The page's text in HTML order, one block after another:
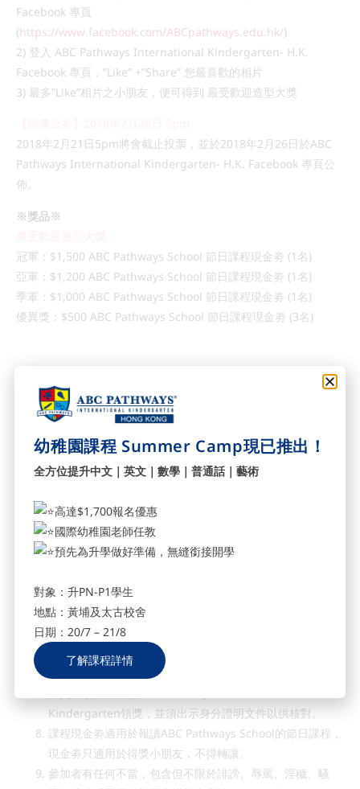
Facebook 專頁
(https://www.facebook.com/ABCpathways.edu.hk/)
2) 登入 ABC Pathways International Kindergarten- H.K.
Facebook 專頁，”Like” +”Share” 您最喜歡的相片
3) 最多”Like”相片之小朋友，便可得到 最受歡迎造型大獎
2018年2月21日5pm將會截止投票，並於2018年2月26日於ABC
Pathways International Kindergarten- H.K. Facebook 專頁公
佈。
※獎品※
冠軍：$1,500 ABC Pathways School 節日課程現金劵 (1名)
亞軍：$1,200 ABC Pathways School 節日課程現金劵 (1名)
季軍：$1,000 ABC Pathways School 節日課程現金劵 (1名)
優異獎：$500 ABC Pathways School 節日課程現金劵 (3名)
參加的小朋友必須是ABC Pathways International
活動階段內計算Like之有效時間，將以ABC Pathways
International Kindergarten之伺服器為準。
Pathways International Kindergarten毋須另行徵得參賽
者之同意及毋須另外支付費用。
如發現任何懷疑作弊或利用不誠實行為（包括但不只限於網
Kindergarten有權取消任何作弊人士之參加資格，恕不作
另行通知。
本活動之獎品不可轉讓或兌換現金。
得奬名單將於2018年2月26日於ABC Pathways
International Kindergarten的Facebook專頁公布。
Kindergarten領獎，並須出示身分證明文件以供核對。
課程現金劵適用於報讀ABC Pathways School的節日課程，
現金劵只適用於得獎小朋友，不得轉讓。
參加者有任何不當，包含但不限於誹謗、辱罵、淫穢、騷
幼稚園課程 Summer Camp現已推出！
全方位提升中文｜英文｜數學｜普通話｜藝術
高達$1,700報名優惠
國際幼稚園老師任教
預先為升學做好準備，無縫銜接開學
對象：升PN-P1學生
地點：黃埔及太古校舍
日期：20/7 – 21/8
了解課程詳情